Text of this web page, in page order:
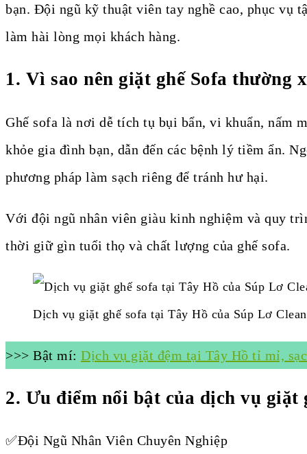
bạn. Đội ngũ kỹ thuật viên tay nghề cao, phục vụ
làm hài lòng mọi khách hàng.
1. Vì sao nên giặt ghế Sofa thường
Ghế sofa là nơi dễ tích tụ bụi bẩn, vi khuẩn, nấm
khỏe gia đình bạn, dẫn đến các bệnh lý tiềm ẩn.
phương pháp làm sạch riêng để tránh hư hại.
Với đội ngũ nhân viên giàu kinh nghiệm và quy
thời giữ gìn tuổi thọ và chất lượng của ghế sofa.
Dịch vụ giặt ghế sofa tại Tây Hồ của Súp Lơ
>>> Bật mí: Dịch vụ giặt đệm tại Tây Hồ tỉ mỉ,
2. Ưu điểm nổi bật của dịch vụ giặt
✅Đội Ngũ Nhân Viên Chuyên Nghiệp